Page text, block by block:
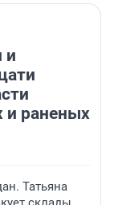
готовый арендный
и
и раненых
Татьяна